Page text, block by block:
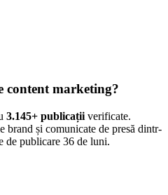
content marketing?
3.145+ publicații verificate.
brand și comunicate de presă dintr-
de publicare 36 de luni.